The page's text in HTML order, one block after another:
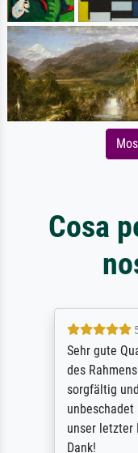
Cosa
Sehr gute
des
sorgfältig
unser letzter
Dank!